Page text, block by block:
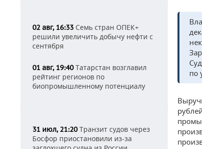
02 авг, 16:33 Семь стран ОПЕК+
решили увеличить добычу нефти с
сентября
01 авг, 19:40Татарстан возглавил
рейтинг регионов по
биопромышленному потенциалу
31 июл, 21:20Транзит судов через
Босфор приостановили из-за
по